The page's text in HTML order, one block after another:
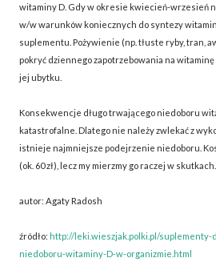
witaminy D. Gdy w okresie kwiecień-wrzesień
w/w warunków koniecznych do syntezy
suplementu. Pożywienie (np. tłuste ryby, tran,
pokryć dziennego zapotrzebowania na
jej ubytku.
Konsekwencje długo trwającego niedoboru
katastrofalne. Dlatego nie należy zwlekać z
istnieje najmniejsze podejrzenie niedoboru.
(ok. 60 zł), lecz my mierzmy go raczej w skutkach.
autor: Agaty Radosh
źródło: http://leki.wieszjak.polki.pl/suplementy-
niedoboru-witaminy-D-w-organizmie.html